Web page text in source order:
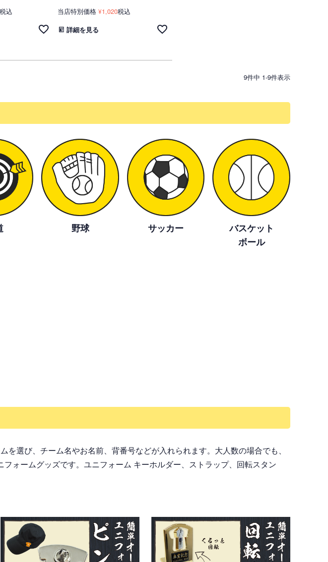
込 当店特別価格 ¥1,020税込
詳細を見る
9件中 1-9件表示
野球 サッカー
バスケット
ボール
選び、チーム名やお名前、背番号などが入れられます。大人数の場合でも、
ォームグッズです。ユニフォーム キーホルダー、ストラップ、回転スタン